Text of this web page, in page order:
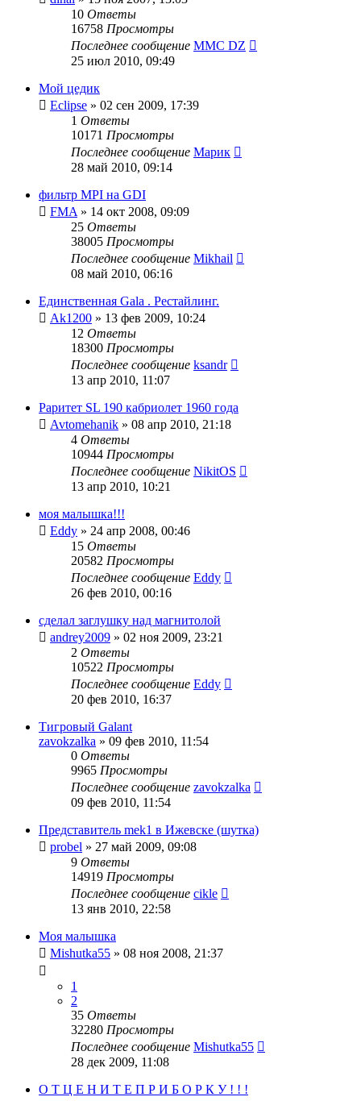
10 Ответы
16758 Просмотры
Последнее сообщение MMC DZ
25 июл 2010, 09:49
Мой цедик
Eclipse » 02 сен 2009, 17:39
1 Ответы
10171 Просмотры
Последнее сообщение Марик
28 май 2010, 09:14
фильтр MPI на GDI
FMA » 14 окт 2008, 09:09
25 Ответы
38005 Просмотры
Последнее сообщение Mikhail
08 май 2010, 06:16
Единственная Gala . Рестайлинг.
Ak1200 » 13 фев 2009, 10:24
12 Ответы
18300 Просмотры
Последнее сообщение ksandr
13 апр 2010, 11:07
Раритет SL 190 кабриолет 1960 года
Avtomehanik » 08 апр 2010, 21:18
4 Ответы
10944 Просмотры
Последнее сообщение NikitOS
13 апр 2010, 10:21
моя малышка!!!
Eddy » 24 апр 2008, 00:46
15 Ответы
20582 Просмотры
Последнее сообщение Eddy
26 фев 2010, 00:16
сделал заглушку над магнитолой
andrey2009 » 02 ноя 2009, 23:21
2 Ответы
10522 Просмотры
Последнее сообщение Eddy
20 фев 2010, 16:37
Тигровый Galant
zavokzalka » 09 фев 2010, 11:54
0 Ответы
9965 Просмотры
Последнее сообщение zavokzalka
09 фев 2010, 11:54
Представитель mek1 в Ижевске (шутка)
probel » 27 май 2009, 09:08
9 Ответы
14919 Просмотры
Последнее сообщение cikle
13 янв 2010, 22:58
Моя малышка
Mishutka55 » 08 ноя 2008, 21:37
1
2
35 Ответы
32280 Просмотры
Последнее сообщение Mishutka55
28 дек 2009, 11:08
О Т Ц Е Н И Т Е П Р И Б О Р К У ! ! !